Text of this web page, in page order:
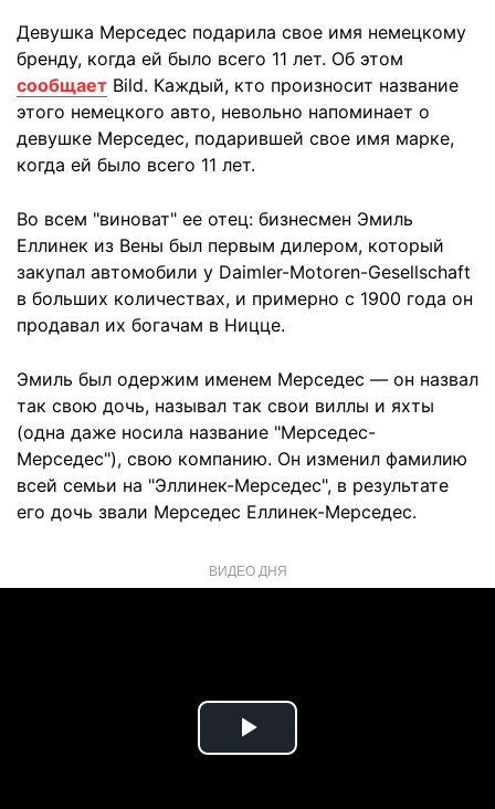
Девушка Мерседес подарила свое имя немецкому
бренду, когда ей было всего 11 лет. Об этом
сообщает Bild. Каждый, кто произносит название
этого немецкого авто, невольно напоминает о
девушке Мерседес, подарившей свое имя марке,
когда ей было всего 11 лет.
Во всем "виноват" ее отец: бизнесмен Эмиль
Еллинек из Вены был первым дилером, который
закупал автомобили у Daimler-Motoren-Gesellschaft
в больших количествах, и примерно с 1900 года он
продавал их богачам в Ницце.
Эмиль был одержим именем Мерседес — он назвал
так свою дочь, называл так свои виллы и яхты
(одна даже носила название "Мерседес-
Мерседес"), свою компанию. Он изменил фамилию
всей семьи на "Эллинек-Мерседес", в результате
его дочь звали Мерседес Еллинек-Мерседес.
ВИДЕО ДНЯ
Play